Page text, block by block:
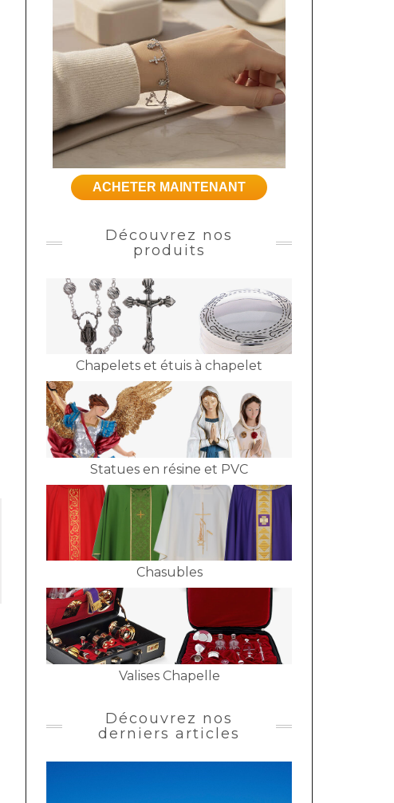
ACHETER MAINTENANT
Découvrez nos
produits
Chapelets et étuis à chapelet
Statues en résine et PVC
Chasubles
Valises Chapelle
Découvrez nos
derniers articles